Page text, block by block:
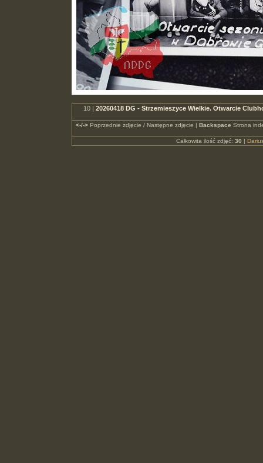
10 | 20260418 DG - Strzemieszyce Wielkie. Otwarcie
<-/->Poprzednie zdjęcie / Następne zdjęcie | Backspace Strona
Całkowita ilość zdjęć: 30 |